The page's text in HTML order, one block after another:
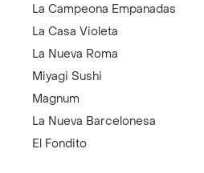
La Campeona Empanadas
La Casa Violeta
La Nueva Roma
Miyagi Sushi
Magnum
La Nueva Barcelonesa
El Fondito